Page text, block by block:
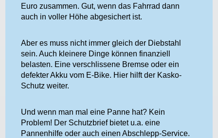
Euro zusammen. Gut, wenn das Fahrrad dann
auch in voller Höhe abgesichert ist.
Aber es muss nicht immer gleich der Diebstahl
sein. Auch kleinere Dinge können finanziell
belasten. Eine verschlissene Bremse oder ein
defekter Akku vom E-Bike. Hier hilft der Kasko-
Schutz weiter.
Und wenn man mal eine Panne hat? Kein
Problem! Der Schutzbrief bietet u.a. eine
Pannenhilfe oder auch einen Abschlepp-Service.